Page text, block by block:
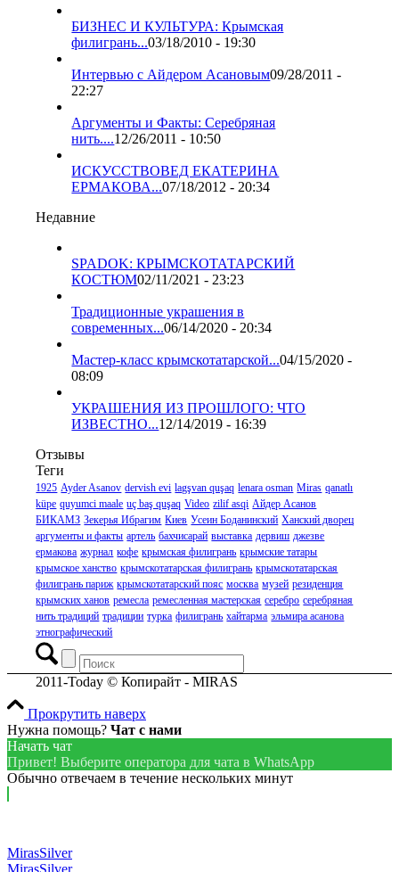
БИЗНЕС И КУЛЬТУРА: Крымская
филигрань...03/18/2010 - 19:30
Интервью с Айдером Асановым09/28/2011 -
22:27
Аргументы и Факты: Серебряная
нить....12/26/2011 - 10:50
ИСКУССТВОВЕД ЕКАТЕРИНА
ЕРМАКОВА...07/18/2012 - 20:34
Недавние
SPADOK: КРЫМСКОТАТАРСКИЙ
КОСТЮМ02/11/2021 - 23:23
Традиционные украшения в
современных...06/14/2020 - 20:34
Мастер-класс крымскотатарской...04/15/2020 -
08:09
УКРАШЕНИЯ ИЗ ПРОШЛОГО: ЧТО
ИЗВЕСТНО...12/14/2019 - 16:39
Отзывы
Теги
1925 Ayder Asanov dervish evi lagşvan quşaq lenara osman Miras qanatlı
küpe quyumci maale uç baş quşaq Video zilif asqi Айдер Асанов
БИКАМЗ Зекерья Ибрагим Киев Усеин Боданинский Ханский дворец
аргументы и факты артель бахчисарай выставка дервиш джезве
ермакова журнал кофе крымская филигрань крымские татары
крымское ханство крымскотатарская филигрань крымскотатарская
филигрань париж крымскотатарский пояс москва музей резиденция
крымских ханов ремесла ремесленная мастерская серебро серебряная
нить традиций традиции турка филигрань хайтарма эльмира асанова
этнографический
2011-Today © Копирайт - MIRAS
Прокрутить наверх
Нужна помощь? Чат с нами
Начать чат
Привет! Выберите оператора для чата в WhatsApp
Обычно отвечаем в течение нескольких минут
MirasSilver
MirasSilver